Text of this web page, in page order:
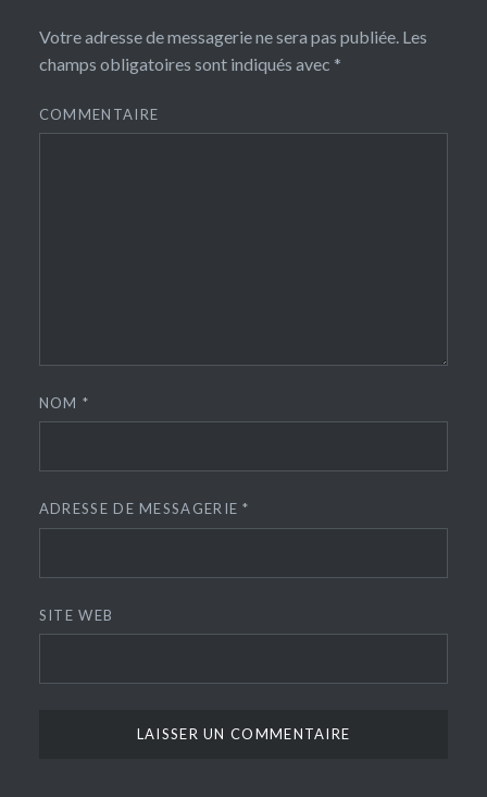
Votre adresse de messagerie ne sera pas publiée. Les
champs obligatoires sont indiqués avec *
COMMENTAIRE
NOM*
ADRESSE DE MESSAGERIE*
SITE WEB